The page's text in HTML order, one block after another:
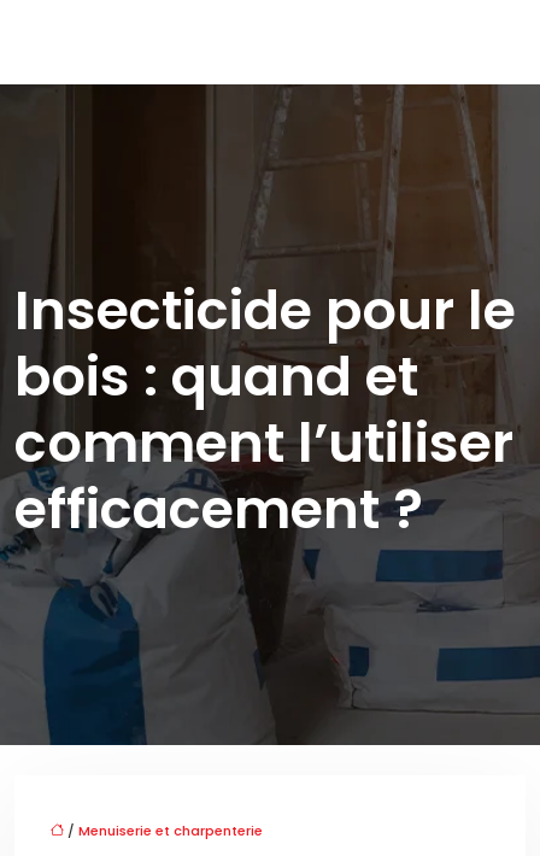
Insecticide pour le
bois : quand et
comment l’utiliser
efficacement ?
/ Menuiserie et charpenterie